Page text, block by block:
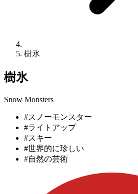
樹氷
樹氷
Snow Monsters
#スノーモンスター
#ライトアップ
#スキー
#世界的に珍しい
#自然の芸術